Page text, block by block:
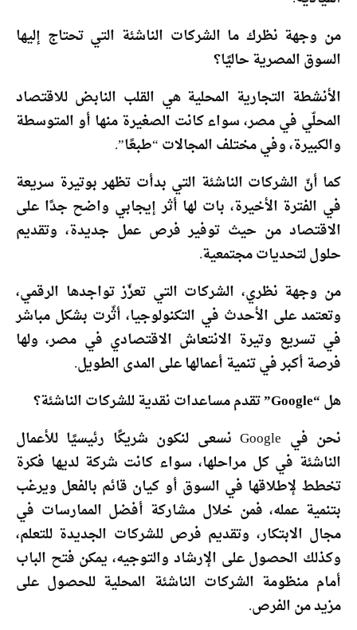
من وجهة نظرك ما الشركات الناشئة التي تحتاج إليها
السوق المصرية حاليًا؟
الأنشطة التجارية المحلية هي القلب النابض للاقتصاد
المحلّي في مصر، سواء كانت الصغيرة منها أو المتوسطة
والكبيرة، وفي مختلف المجالات “طبعًا”.
كما أنّ الشركات الناشئة التي بدأت تظهر بوتيرة سريعة
في الفترة الأخيرة، بات لها أثر إيجابي واضح جدًا على
الاقتصاد من حيث توفير فرص عمل جديدة، وتقديم
حلول لتحديات مجتمعية.
من وجهة نظري، الشركات التي تعزّز تواجدها الرقمي،
وتعتمد على الأحدث في التكنولوجيا، أثّرت بشكل مباشر
في تسريع وتيرة الانتعاش الاقتصادي في مصر، ولها
فرصة أكبر في تنمية أعمالها على المدى الطويل.
هل “Google” تقدم مساعدات نقدية للشركات الناشئة؟
نحن في Google نسعى لنكون شريكًا رئيسيًا للأعمال
الناشئة في كل مراحلها، سواء كانت شركة لديها فكرة
تخطط لإطلاقها في السوق أو كيان قائم بالفعل ويرغب
بتنمية عمله، فمن خلال مشاركة أفضل الممارسات في
مجال الابتكار، وتقديم فرص للشركات الجديدة للتعلم،
وكذلك الحصول على الإرشاد والتوجيه، يمكن فتح الباب
أمام منظومة الشركات الناشئة المحلية للحصول على
مزيد من الفرص.